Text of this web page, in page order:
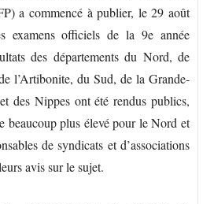
a commencé à publier, le 29 août
examens officiels de la 9e année
des départements du Nord, de
l’Artibonite, du Sud, de la Grande-
des Nippes ont été rendus publics,
beaucoup plus élevé pour le Nord et
de syndicats et d’associations
avis sur le sujet.